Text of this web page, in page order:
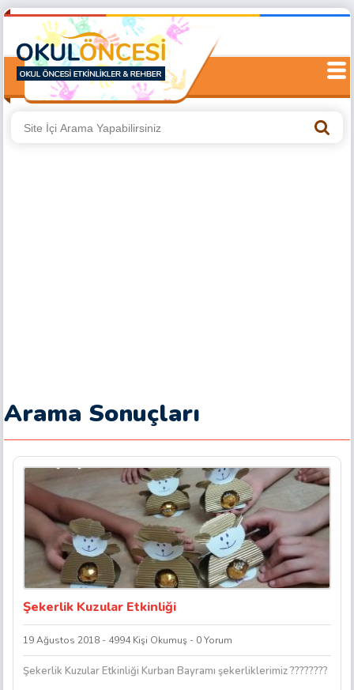
Arama Sonuçları
Şekerlik Kuzular Etkinliği
19 Ağustos 2018 - 4994 Kişi Okumuş - 0 Yorum
Şekerlik Kuzular Etkinliği Kurban Bayramı şekerliklerimiz ????????